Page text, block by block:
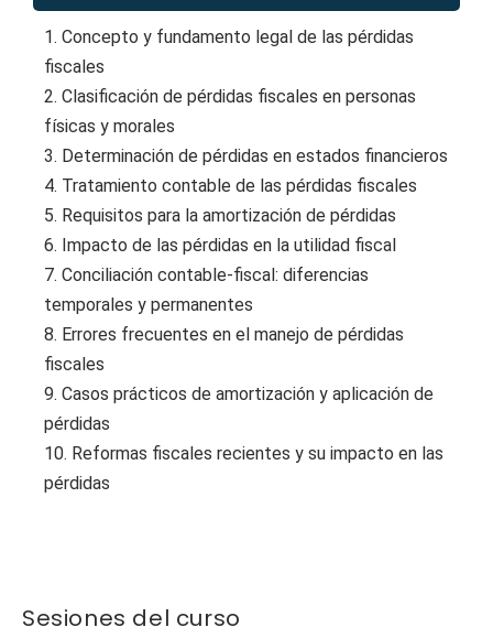
1. Concepto y fundamento legal de las pérdidas
fiscales
2. Clasificación de pérdidas fiscales en personas
físicas y morales
3. Determinación de pérdidas en estados financieros
4. Tratamiento contable de las pérdidas fiscales
5. Requisitos para la amortización de pérdidas
6. Impacto de las pérdidas en la utilidad fiscal
7. Conciliación contable-fiscal: diferencias
temporales y permanentes
8. Errores frecuentes en el manejo de pérdidas
fiscales
9. Casos prácticos de amortización y aplicación de
pérdidas
10. Reformas fiscales recientes y su impacto en las
pérdidas
Sesiones del curso